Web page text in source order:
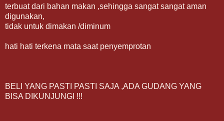
terbuat dari bahan makan ,sehingga sangat sangat aman
digunakan,
tidak untuk dimakan /diminum
hati hati terkena mata saat penyemprotan
BELI YANG PASTI PASTI SAJA ,ADA GUDANG YANG
BISA DIKUNJUNGI !!!